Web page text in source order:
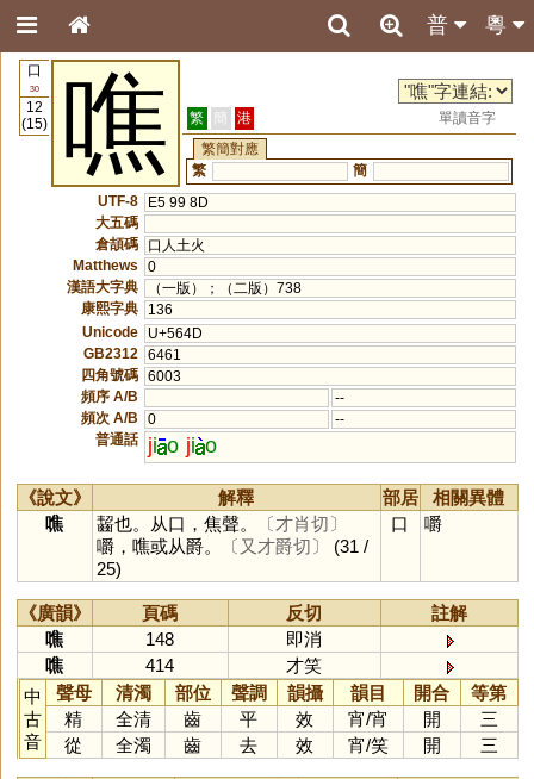
粵
普
口
30
12
(15)
噍 繁 簡 港
單讀音字
繁簡對應
繁
簡
UTF-8
E5 99 8D
大五碼
倉頡碼
口人土火
Matthews
0
漢語大字典
（一版）；（二版）738
康熙字典
136
Unicode
U+564D
GB2312
6461
四角號碼 6003
頻序 A/B
--
頻次 A/B
0
--
普通話
ji o ji o
《說文》 解釋 部居
相關異體
噍
齧也。从口，焦聲。
〔才肖切〕
嚼，噍或从爵。
〔又才爵切〕
(31 /
25)
口 嚼
《廣韻》 頁碼 反切
註解
噍
148
即消
噍
414
才笑
中
古
音
聲母 清濁 部位 聲調 韻攝 韻目 開合
等第
精
全清 齒 平 效 宵/宵 開
三
從
全濁 齒 去 效 宵/笑 開 三